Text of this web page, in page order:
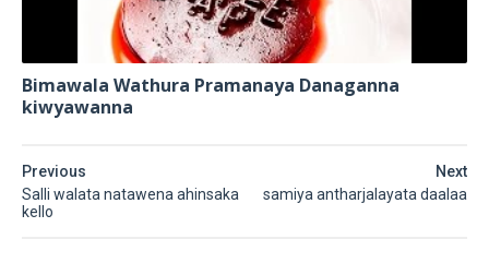
Bimawala Wathura Pramanaya Danaganna
kiwyawanna
Next
samiya antharjalayata daalaa
Previous
Salli walata natawena ahinsaka
kello